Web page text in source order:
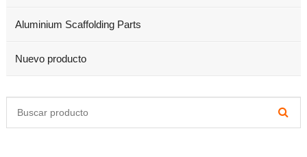
Aluminium Scaffolding Parts
Nuevo producto